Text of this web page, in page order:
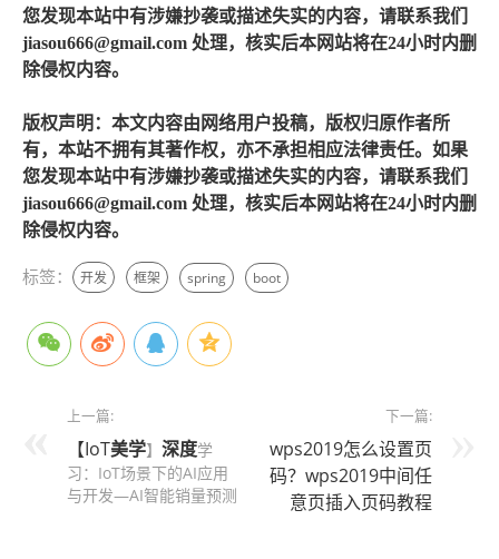
您发现本站中有涉嫌抄袭或描述失实的内容，请联系我们
jiasou666@gmail.com 处理，核实后本网站将在24小时内删
除侵权内容。
版权声明：本文内容由网络用户投稿，版权归原作者所
有，本站不拥有其著作权，亦不承担相应法律责任。如果
您发现本站中有涉嫌抄袭或描述失实的内容，请联系我们
jiasou666@gmail.com 处理，核实后本网站将在24小时内删
除侵权内容。
标签： 开发 框架 spring boot
上一篇:
【IoT美学】 深度学
习：IoT场景下的AI应用
与开发—AI智能销量预测
下一篇:
wps2019怎么设置页
码？wps2019中间任
意页插入页码教程